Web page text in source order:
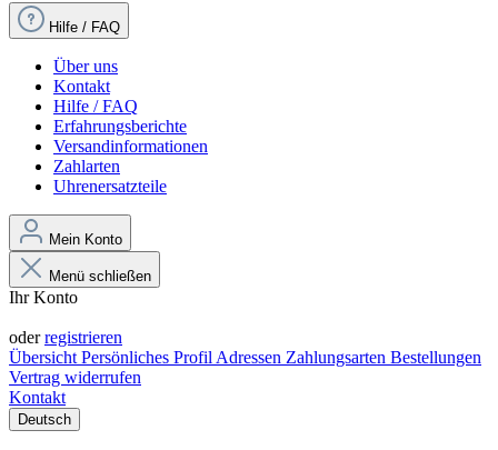
Hilfe / FAQ
Über uns
Kontakt
Hilfe / FAQ
Erfahrungsberichte
Versandinformationen
Zahlarten
Uhrenersatzteile
Mein Konto
Menü schließen
Ihr Konto
oderregistrieren
Übersicht Persönliches Profil Adressen Zahlungsarten Bestellungen
Vertrag widerrufen
Kontakt
Deutsch